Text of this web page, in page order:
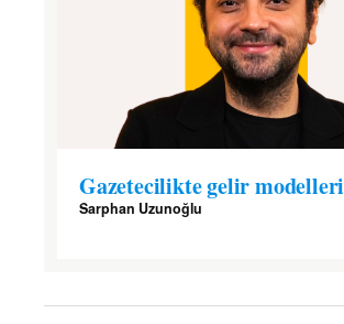
Gazetecilikte gelir modelleri
Sarphan Uzunoğlu